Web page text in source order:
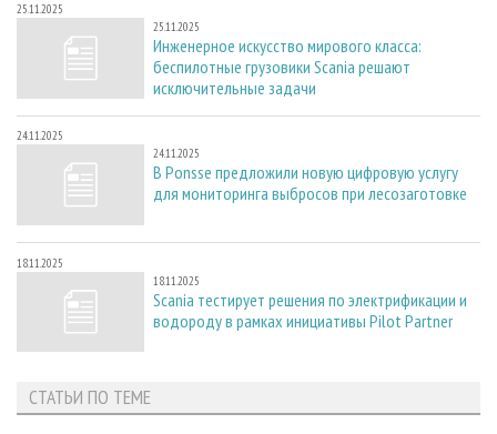
25.11.2025
25.11.2025
Инженерное искусство мирового класса:
беспилотные грузовики Scania решают
исключительные задачи
24.11.2025
24.11.2025
В Ponsse предложили новую цифровую услугу
для мониторинга выбросов при лесозаготовке
18.11.2025
18.11.2025
Scania тестирует решения по электрификации и
водороду в рамках инициативы Pilot Partner
СТАТЬИ ПО ТЕМЕ